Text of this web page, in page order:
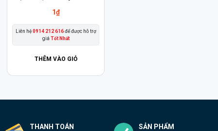
1₫
Liên hệ0914 212 616để được hỗ trợ
giá Tốt Nhất
THÊM VÀO GIỎ
THANH TOÁN
SẢN PHẨM